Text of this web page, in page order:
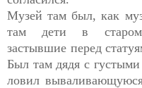
Музей там был, как
там дети в
застывшие перед
Был там дядя с
ловил